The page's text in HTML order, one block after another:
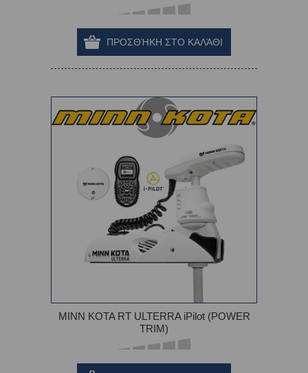
MINN KOTA RT ULTERRA iPilot (POWER
TRIM)